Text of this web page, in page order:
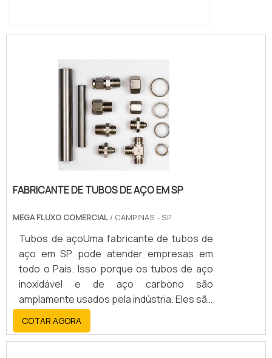
FABRICANTE DE TUBOS DE AÇO EM SP
MEGA FLUXO COMERCIAL / CAMPINAS - SP
Tubos de açoUma fabricante de tubos de
aço em SP pode atender empresas em
todo o País. Isso porque os tubos de aço
inoxidável e de aço carbono são
amplamente usados pela indústria. Eles são
parte indispensável para a cadeia produtiva
de setores como o agrícola, siderúrgico,
metalúrgico, automotivo, petroquímico, de
COTAR AGORA